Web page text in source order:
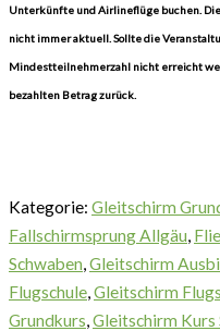
Unterkünfte und Airlineflüge buchen.
nicht immer aktuell. Sollte die
Mindestteilnehmerzahl nicht erreicht
bezahlten Betrag zurück.
Kategorie: Gleitschirm
Fallschirmsprung Allgäu,
Schwaben,Gleitschirm
Flugschule,Gleitschirm
Grundkurs,Gleitschirm